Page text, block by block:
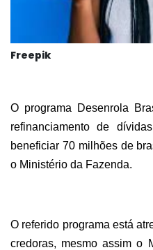
Freepik
O programa Desenrola
refinanciamento de
beneficiar 70 milhões de
o Ministério da Fazenda.
O referido programa está
credoras, mesmo assim o